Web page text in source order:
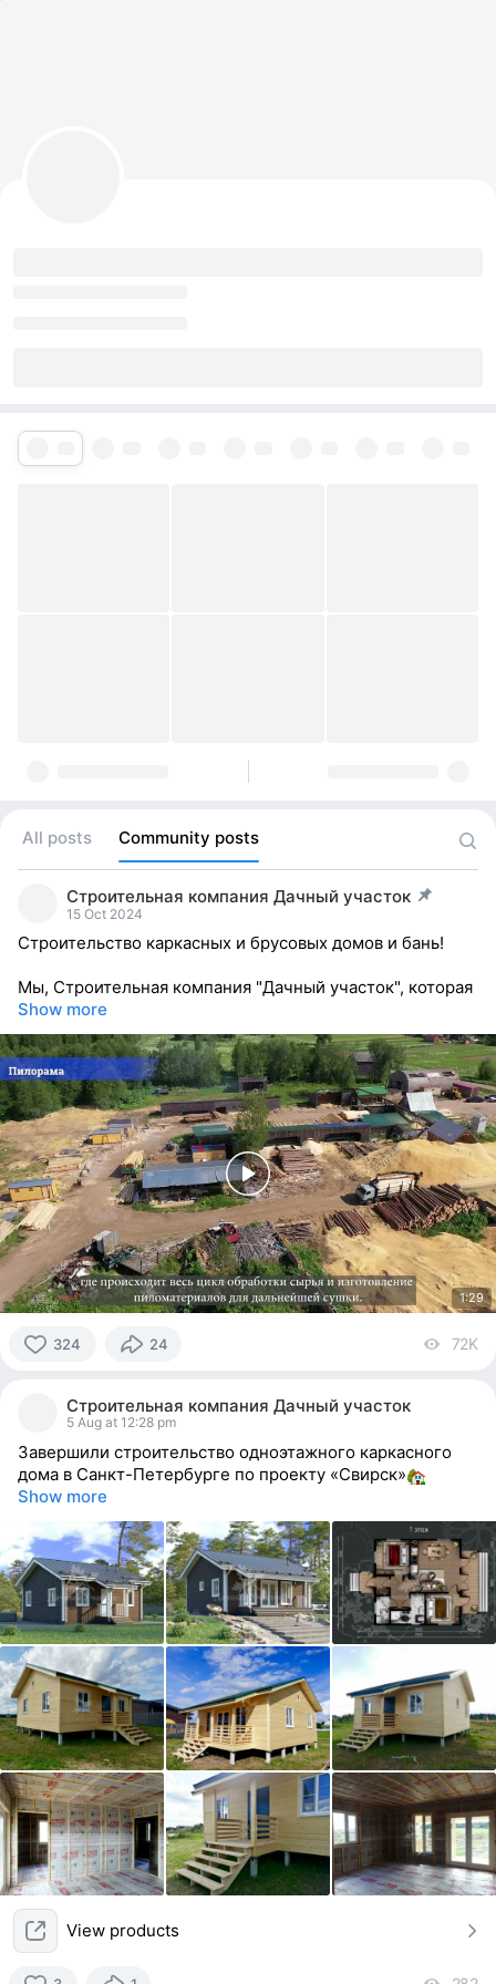
All posts Community posts
Строительная компания Дачный участок
post pinned
15 Oct 2024
Строительство каркасных и брусовых домов и бань!
Мы, Строительная компания "Дачный участок", которая
Show more
1:29
324 24 72K
Строительная компания Дачный участок
5 Aug at 12:28 pm
Завершили строительство одноэтажного каркасного
дома в Санкт-Петербурге по проекту «Свирск»
Show more
View products